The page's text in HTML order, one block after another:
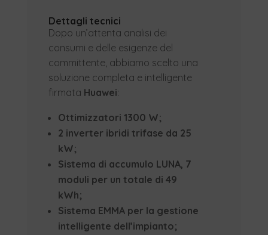
Dettagli tecnici
Dopo un’attenta analisi dei
consumi e delle esigenze del
committente, abbiamo scelto una
soluzione completa e intelligente
firmata Huawei:
Ottimizzatori 1300 W;
2 inverter ibridi trifase da 25
kW;
Sistema di accumulo LUNA, 7
moduli per un totale di 49
kWh;
Sistema EMMA per la gestione
intelligente dell’impianto;